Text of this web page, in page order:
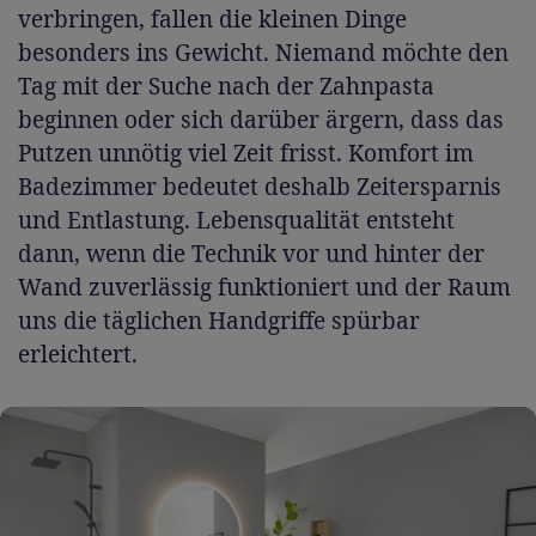
verbringen, fallen die kleinen Dinge
besonders ins Gewicht. Niemand möchte den
Tag mit der Suche nach der Zahnpasta
beginnen oder sich darüber ärgern, dass das
Putzen unnötig viel Zeit frisst. Komfort im
Badezimmer bedeutet deshalb Zeitersparnis
und Entlastung. Lebensqualität entsteht
dann, wenn die Technik vor und hinter der
Wand zuverlässig funktioniert und der Raum
uns die täglichen Handgriffe spürbar
erleichtert.